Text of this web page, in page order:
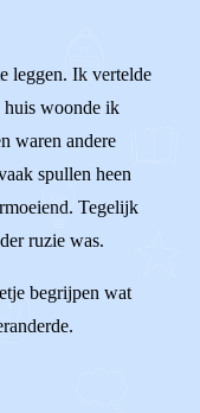
leggen. Ik vertelde
huis woonde ik
waren andere
spullen heen
Tegelijk
ruzie was.
begrijpen wat